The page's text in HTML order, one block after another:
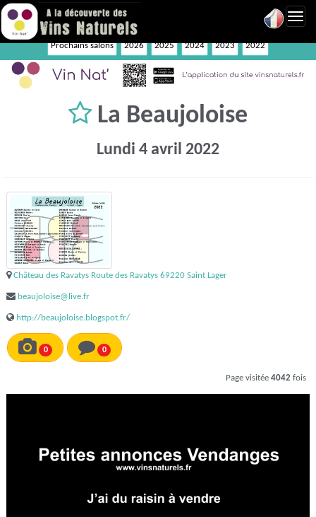
Prochains salons 2026 2025 2024 2023 2022
La Beaujoloise
Lundi 4 avril 2022
Château des Ravatys Route des Ravatys 69220 Saint Lager
beaujoloise@live.fr
http://beaujoloise.blogspot.fr/
0 0
Page visitée 4042 fois